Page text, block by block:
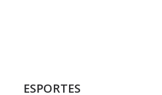
ESPORTES